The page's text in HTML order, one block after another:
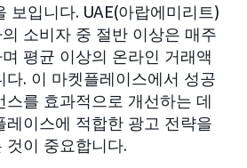
보입니다. UAE(아랍에미리트)
소비자 중 절반 이상은 매주
평균 이상의 온라인 거래액
다. 이 마켓플레이스에서 성공
를 효과적으로 개선하는 데
레이스에 적합한 광고 전략을
것이 중요합니다.